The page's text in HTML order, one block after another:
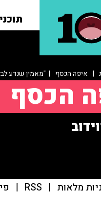
| איפה הכסף | "מאמין שנדע
הכסף
מלאות |
RSS
|